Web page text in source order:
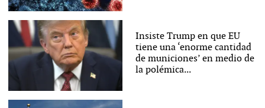
Insiste Trump en que EU
tiene una ‘enorme cantidad
de municiones’ en medio de
la polémica...